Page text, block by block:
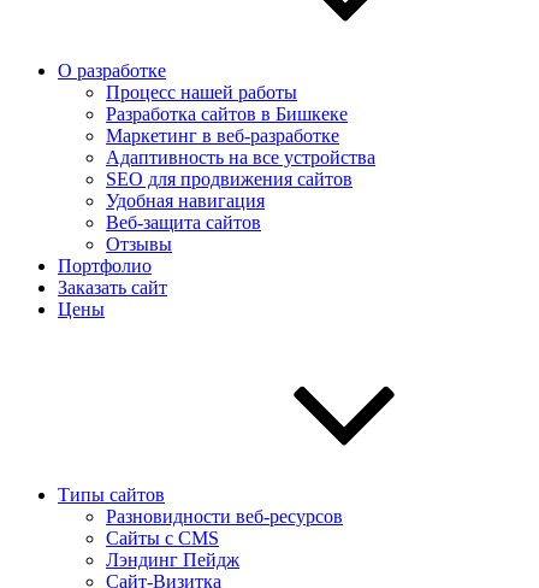
О разработке
Процесс нашей работы
Разработка сайтов в Бишкеке
Маркетинг в веб-разработке
Адаптивность на все устройства
SEO для продвижения сайтов
Удобная навигация
Веб-защита сайтов
Отзывы
Портфолио
Заказать сайт
Цены
Типы сайтов
Разновидности веб-ресурсов
Сайты с CMS
Лэндинг Пейдж
Сайт-Визитка